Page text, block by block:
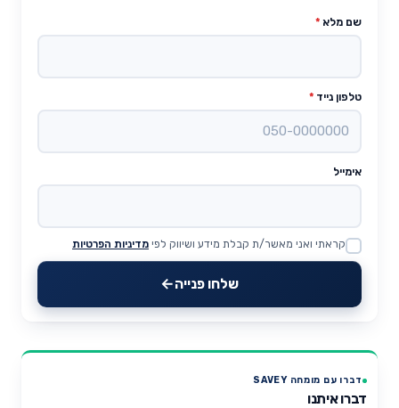
שם מלא *
טלפון נייד *
אימייל
Website
קראתי ואני מאשר/ת קבלת מידע ושיווק לפי מדיניות הפרטיות
שלחו פנייה
דברו עם מומחה SAVEY
דברו איתנו